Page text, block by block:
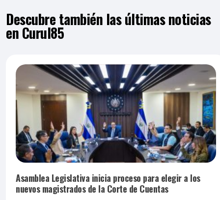
Descubre también las últimas noticias
en Curul85
Asamblea Legislativa inicia proceso para elegir a los
nuevos magistrados de la Corte de Cuentas